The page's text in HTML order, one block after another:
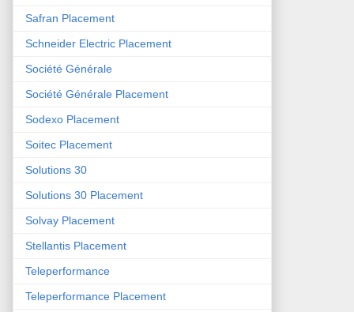
Safran Placement
Schneider Electric Placement
Société Générale
Société Générale Placement
Sodexo Placement
Soitec Placement
Solutions 30
Solutions 30 Placement
Solvay Placement
Stellantis Placement
Teleperformance
Teleperformance Placement